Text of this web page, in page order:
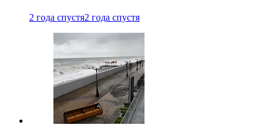
2 года спустя2 года спустя